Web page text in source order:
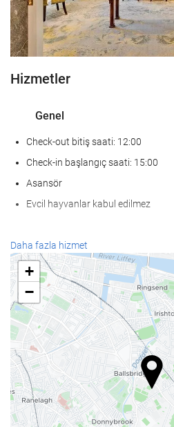
Hizmetler
Genel
Check-out bitiş saati: 12:00
Check-in başlangıç saati: 15:00
Asansör
Evcil hayvanlar kabul edilmez
SaÄlÄ±k
Spa
Türk hamamı/buhar banyosu
Sauna
Spor salonu
Yiyecek ve içecek
À la carte restoran
Bar
Daha fazla hizmet
+
−